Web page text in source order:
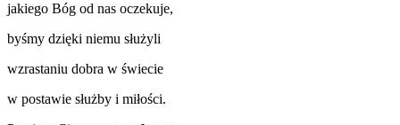
jakiego Bóg od nas oczekuje,
byśmy dzięki niemu służyli
wzrastaniu dobra w świecie
w postawie służby i miłości.